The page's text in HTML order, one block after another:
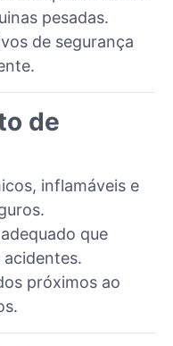
pesadas.
de segurança
de
inflamáveis e
que
acidentes.
próximos ao